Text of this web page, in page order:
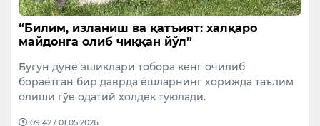
“Билим, изланиш ва қатъият: халқаро
майдонга олиб чиққан йўл”
Бугун дунё эшиклари тобора кенг очилиб
бораётган бир даврда ёшларнинг хорижда таълим
олиши гўё одатий ҳолдек туюлади.
09:42 / 01.05.2026